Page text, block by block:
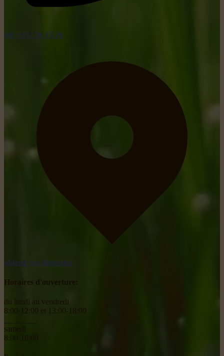
tel: +352 26 15 26
obtenir un itinéraire
Horaires d'ouverture:
du lundi au vendredi
8:00-12:00 et 13:00-18:00
samedi
8:00-18:00